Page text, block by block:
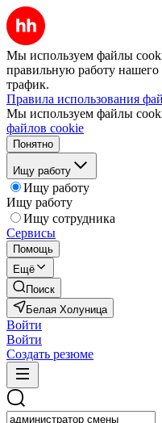
Мы используем файлы
правильную работу нашего
трафик.
Правила использования
Мы используем файлы
файлов cookie
Понятно
Ищу работу
Ищу работу
Ищу работу
Ищу сотрудника
Сервисы
Помощь
Ещё
Поиск
Белая Холуница
Войти
Войти
Создать резюме